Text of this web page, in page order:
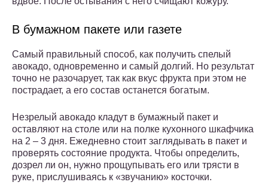
В бумажном пакете или газете
Самый правильный способ, как получить спелый
авокадо, одновременно и самый долгий. Но результат
точно не разочарует, так как вкус фрукта при этом не
пострадает, а его состав останется богатым.
Незрелый авокадо кладут в бумажный пакет и
оставляют на столе или на полке кухонного шкафчика
на 2 – 3 дня. Ежедневно стоит заглядывать в пакет и
проверять состояние продукта. Чтобы определить,
дозрел ли он, нужно прощупывать его или трясти в
руке, прислушиваясь к «звучанию» косточки.